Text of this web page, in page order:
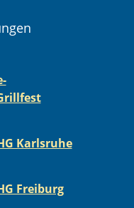
Karlsruhe
Freiburg